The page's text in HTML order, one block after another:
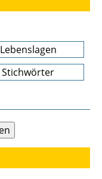
Lebenslagen
Stichwörter